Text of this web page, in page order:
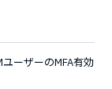
ーザーのMFA有効